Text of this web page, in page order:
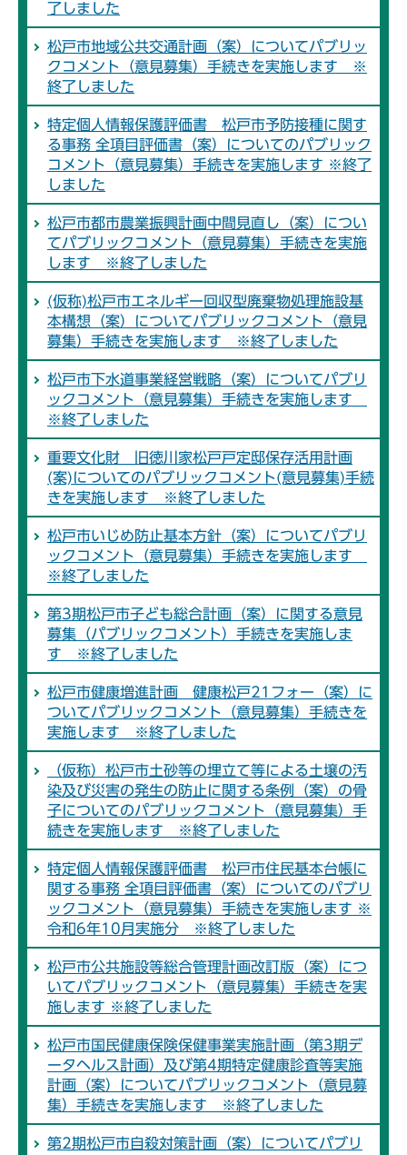
了しました
松戸市地域公共交通計画（案）についてパブリッ
クコメント（意見募集）手続きを実施します ※
終了しました
特定個人情報保護評価書 松戸市予防接種に関す
る事務 全項目評価書（案）についてのパブリック
コメント（意見募集）手続きを実施します ※終了
しました
松戸市都市農業振興計画中間見直し（案）につい
てパブリックコメント（意見募集）手続きを実施
します ※終了しました
(仮称)松戸市エネルギー回収型廃棄物処理施設基
本構想（案）についてパブリックコメント（意見
募集）手続きを実施します ※終了しました
松戸市下水道事業経営戦略（案）についてパブリ
ックコメント（意見募集）手続きを実施します
※終了しました
重要文化財 旧徳川家松戸戸定邸保存活用計画
(案)についてのパブリックコメント(意見募集)手続
きを実施します ※終了しました
松戸市いじめ防止基本方針（案）についてパブリ
ックコメント（意見募集）手続きを実施します
※終了しました
第3期松戸市子ども総合計画（案）に関する意見
募集（パブリックコメント）手続きを実施しま
す ※終了しました
松戸市健康増進計画 健康松戸21フォー（案）に
ついてパブリックコメント（意見募集）手続きを
実施します ※終了しました
（仮称）松戸市土砂等の埋立て等による土壌の汚
染及び災害の発生の防止に関する条例（案）の骨
子についてのパブリックコメント（意見募集）手
続きを実施します ※終了しました
特定個人情報保護評価書 松戸市住民基本台帳に
関する事務 全項目評価書（案）についてのパブリ
ックコメント（意見募集）手続きを実施します ※
令和6年10月実施分 ※終了しました
松戸市公共施設等総合管理計画改訂版（案）につ
いてパブリックコメント（意見募集）手続きを実
施します ※終了しました
松戸市国民健康保険保健事業実施計画（第3期デ
ータヘルス計画）及び第4期特定健康診査等実施
計画（案）についてパブリックコメント（意見募
集）手続きを実施します ※終了しました
第2期松戸市自殺対策計画（案）についてパブリ